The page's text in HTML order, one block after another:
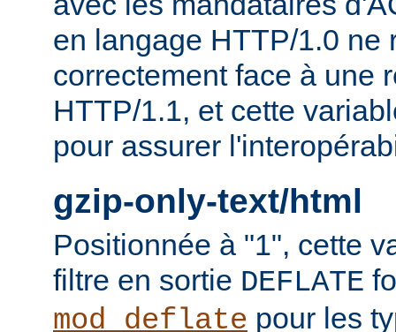
en langage HTTP/1.0 ne
correctement face à une
HTTP/1.1, et cette
pour assurer
gzip-only-text/html
Positionnée à "1", cette
filtre en sortie DEFLATE
mod_deflate pour les